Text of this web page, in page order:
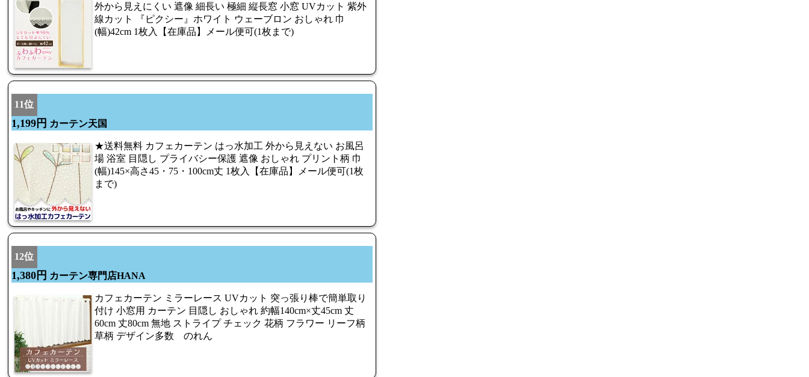
外から見えにくい 遮像 細長い 極細 縦長窓 小窓 UVカット 紫外
線カット 『ピクシー』ホワイト ウェーブロン おしゃれ 巾
(幅)42cm 1枚入【在庫品】メール便可(1枚まで)
11位
1,199円 カーテン天国
★送料無料 カフェカーテン はっ水加工 外から見えない お風呂
場 浴室 目隠し プライバシー保護 遮像 おしゃれ プリント柄 巾
(幅)145×高さ45・75・100cm丈 1枚入【在庫品】メール便可(1枚
まで)
12位
1,380円 カーテン専門店HANA
カフェカーテン ミラーレース UVカット 突っ張り棒で簡単取り
付け 小窓用 カーテン 目隠し おしゃれ 約幅140cm×丈45cm 丈
60cm 丈80cm 無地 ストライプ チェック 花柄 フラワー リーフ柄
草柄 デザイン多数 のれん